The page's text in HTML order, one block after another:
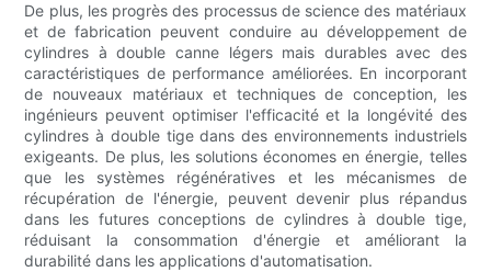
De plus, les progrès des processus de science des matériaux
et de fabrication peuvent conduire au développement de
cylindres à double canne légers mais durables avec des
caractéristiques de performance améliorées. En incorporant
de nouveaux matériaux et techniques de conception, les
ingénieurs peuvent optimiser l'efficacité et la longévité des
cylindres à double tige dans des environnements industriels
exigeants. De plus, les solutions économes en énergie, telles
que les systèmes régénératives et les mécanismes de
récupération de l'énergie, peuvent devenir plus répandus
dans les futures conceptions de cylindres à double tige,
réduisant la consommation d'énergie et améliorant la
durabilité dans les applications d'automatisation.